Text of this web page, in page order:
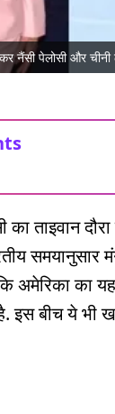
नैंसी पेलोसी और
ताइवान
अमेरिका
बीच ये भी